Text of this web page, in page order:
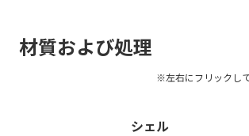
材質および処理
シェル